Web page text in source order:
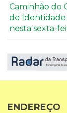
Caminhão do
de Identidade
nesta sexta-
ENDEREÇO